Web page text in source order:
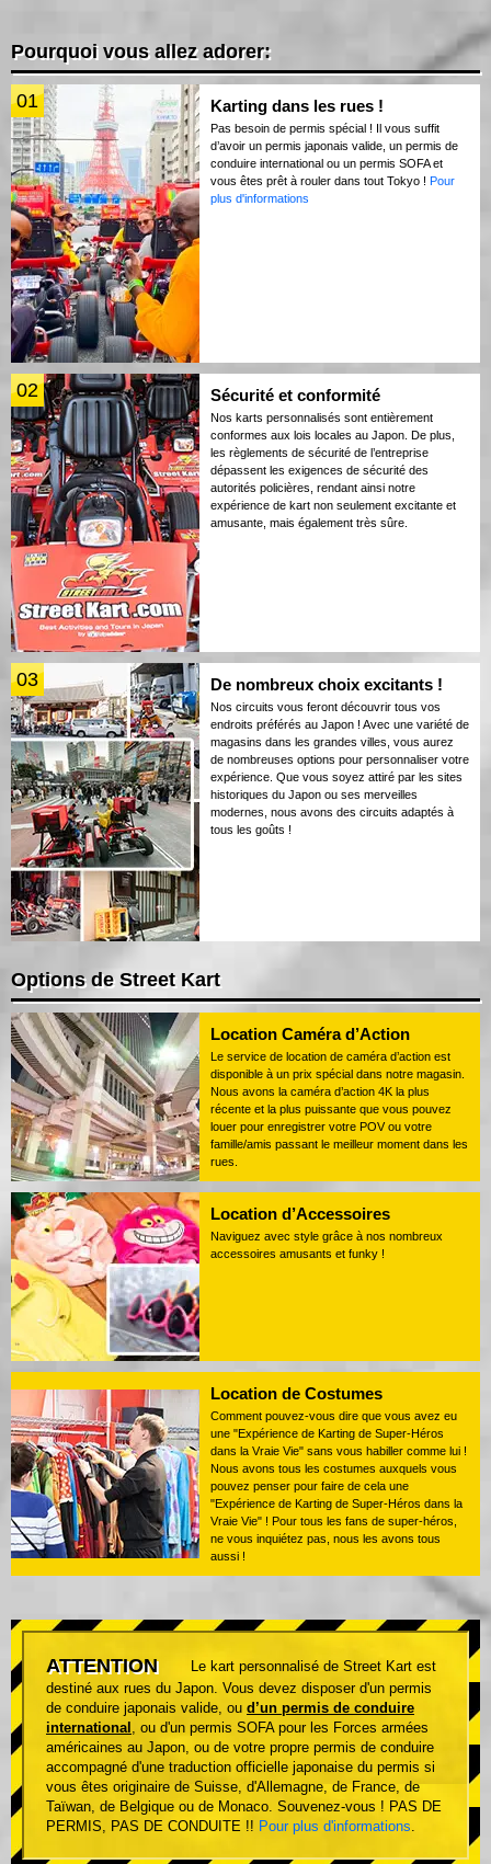
Pourquoi vous allez adorer:
01 Karting dans les rues !
Pas besoin de permis spécial ! Il vous suffit
d’avoir un permis japonais valide, un permis de
conduire international ou un permis SOFA et
vous êtes prêt à rouler dans tout Tokyo ! Pour
plus d'informations
02 Sécurité et conformité
Nos karts personnalisés sont entièrement
conformes aux lois locales au Japon. De plus,
les règlements de sécurité de l’entreprise
dépassent les exigences de sécurité des
autorités policières, rendant ainsi notre
expérience de kart non seulement excitante et
amusante, mais également très sûre.
03 De nombreux choix excitants !
Nos circuits vous feront découvrir tous vos
endroits préférés au Japon ! Avec une variété de
magasins dans les grandes villes, vous aurez
de nombreuses options pour personnaliser votre
expérience. Que vous soyez attiré par les sites
historiques du Japon ou ses merveilles
modernes, nous avons des circuits adaptés à
tous les goûts !
Options de Street Kart
Location Caméra d’Action
Le service de location de caméra d’action est
disponible à un prix spécial dans notre magasin.
Nous avons la caméra d’action 4K la plus
récente et la plus puissante que vous pouvez
louer pour enregistrer votre POV ou votre
famille/amis passant le meilleur moment dans les
rues.
Location d’Accessoires
Naviguez avec style grâce à nos nombreux
accessoires amusants et funky !
Location de Costumes
Comment pouvez-vous dire que vous avez eu
une "Expérience de Karting de Super-Héros
dans la Vraie Vie" sans vous habiller comme lui !
Nous avons tous les costumes auxquels vous
pouvez penser pour faire de cela une
"Expérience de Karting de Super-Héros dans la
Vraie Vie" ! Pour tous les fans de super-héros,
ne vous inquiétez pas, nous les avons tous
aussi !
ATTENTION
Le kart personnalisé de Street Kart est
destiné aux rues du Japon. Vous devez disposer d'un permis
de conduire japonais valide, ou d’un permis de conduire
international , ou d'un permis SOFA pour les Forces armées
américaines au Japon, ou de votre propre permis de conduire
accompagné d'une traduction officielle japonaise du permis si
vous êtes originaire de Suisse, d'Allemagne, de France, de
Taïwan, de Belgique ou de Monaco. Souvenez-vous ! PAS DE
PERMIS, PAS DE CONDUITE !! Pour plus d'informations.